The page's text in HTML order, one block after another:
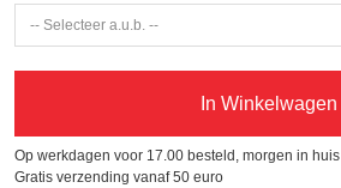
In Winkelwagen
Op werkdagen voor 17.00 besteld, morgen in huis
Gratis verzending vanaf 50 euro